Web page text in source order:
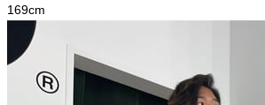
169cm